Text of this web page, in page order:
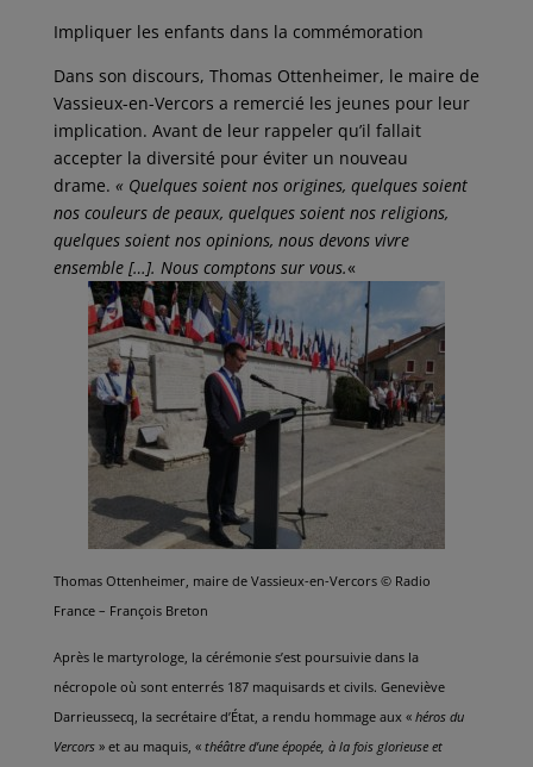
Impliquer les enfants dans la commémoration
Dans son discours, Thomas Ottenheimer, le maire de
Vassieux-en-Vercors a remercié les jeunes pour leur
implication. Avant de leur rappeler qu’il fallait
accepter la diversité pour éviter un nouveau
drame. « Quelques soient nos origines, quelques soient
nos couleurs de peaux, quelques soient nos religions,
quelques soient nos opinions, nous devons vivre
ensemble […]. Nous comptons sur vous.«
Thomas Ottenheimer, maire de Vassieux-en-Vercors © Radio
France – François Breton
Après le martyrologe, la cérémonie s’est poursuivie dans la
nécropole où sont enterrés 187 maquisards et civils. Geneviève
Darrieussecq, la secrétaire d’État, a rendu hommage aux « héros du
Vercors» et au maquis, « théâtre d’une épopée, à la fois glorieuse et